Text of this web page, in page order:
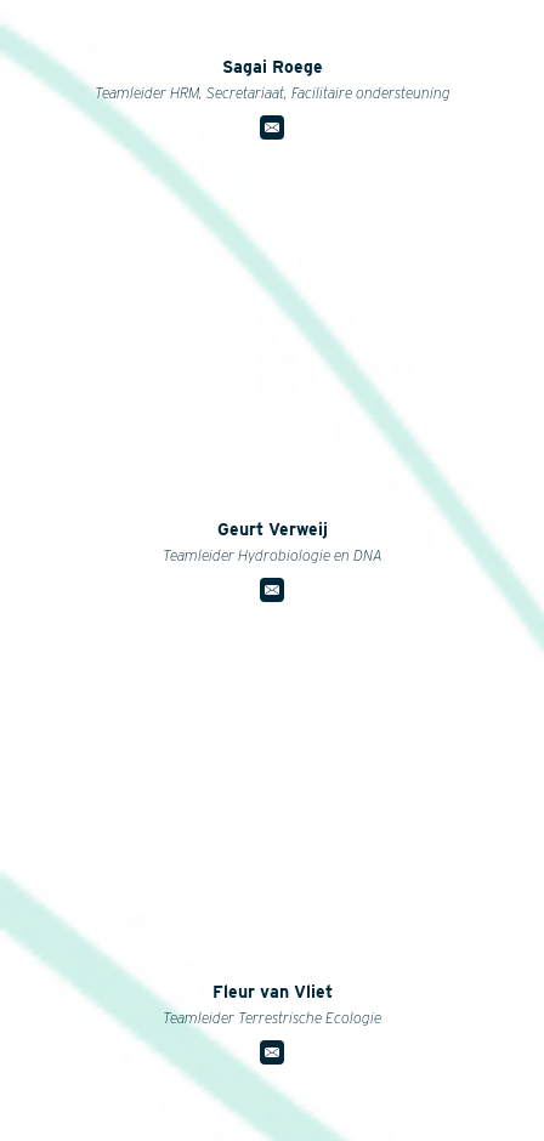
Sagai Roege
Teamleider HRM, Secretariaat, Facilitaire ondersteuning
Geurt Verweij
Teamleider Hydrobiologie en DNA
Fleur van Vliet
Teamleider Terrestrische Ecologie